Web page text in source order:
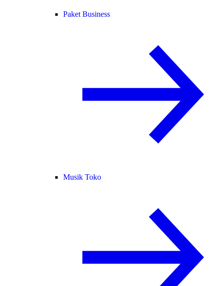
Paket Business
Musik Toko